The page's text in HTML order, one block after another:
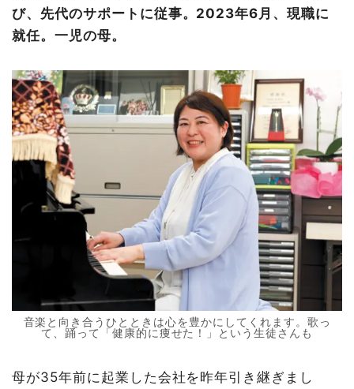
び、先代のサポートに従事。2023年6月、現職に
就任。一児の母。
音楽と向き合うひとときは心を豊かにしてくれます。歌っ
て、踊って「健康的に痩せた！」という生徒さんも
母が35年前に起業した会社を昨年引き継ぎまし